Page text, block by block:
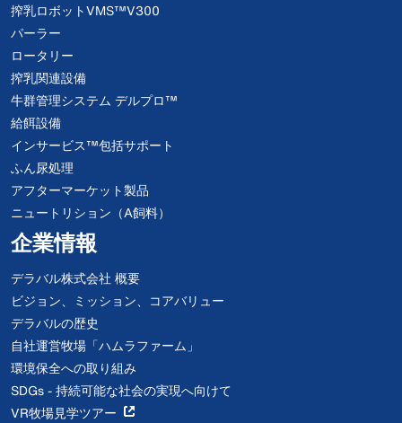
搾乳ロボットVMS™V300
パーラー
ロータリー
搾乳関連設備
牛群管理システム デルプロ™
給餌設備
インサービス™包括サポート
ふん尿処理
アフターマーケット製品
ニュートリション（A飼料）
企業情報
デラバル株式会社 概要
ビジョン、ミッション、コアバリュー
デラバルの歴史
自社運営牧場「ハムラファーム」
環境保全への取り組み
SDGs - 持続可能な社会の実現へ向けて
VR牧場見学ツアー